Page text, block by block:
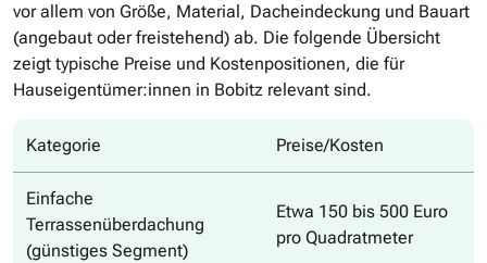
vor allem von Größe, Material, Dacheindeckung und Bauart
(angebaut oder freistehend) ab. Die folgende Übersicht
zeigt typische Preise und Kostenpositionen, die für
Hauseigentümer:innen in Bobitz relevant sind.
Kategorie Preise/Kosten
Einfache
Terrassenüberdachung
(günstiges Segment)
Etwa 150 bis 500 Euro
pro Quadratmeter